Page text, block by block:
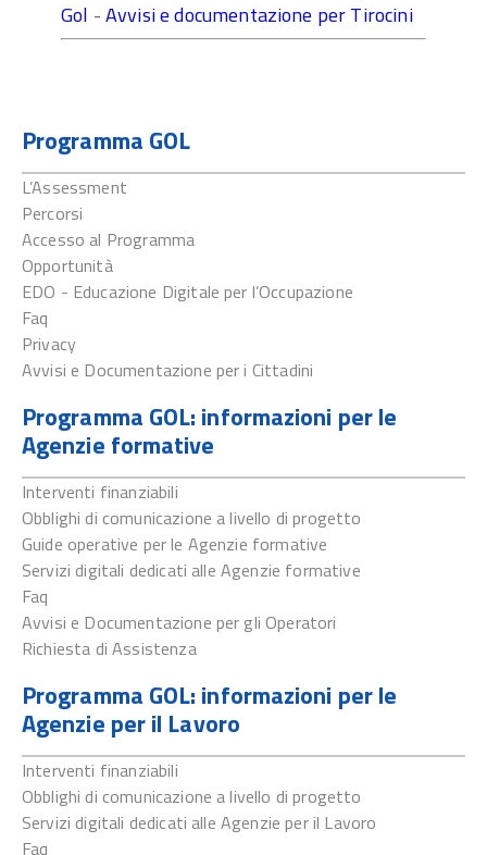
Gol -Avvisi e documentazione per Tirocini
Programma GOL
L’Assessment
Percorsi
Accesso al Programma
Opportunità
EDO - Educazione Digitale per l’Occupazione
Faq
Privacy
Avvisi e Documentazione per i Cittadini
Programma GOL: informazioni per le
Agenzie formative
Interventi finanziabili
Obblighi di comunicazione a livello di progetto
Guide operative per le Agenzie formative
Servizi digitali dedicati alle Agenzie formative
Faq
Avvisi e Documentazione per gli Operatori
Richiesta di Assistenza
Programma GOL: informazioni per le
Agenzie per il Lavoro
Interventi finanziabili
Obblighi di comunicazione a livello di progetto
Servizi digitali dedicati alle Agenzie per il Lavoro
Faq